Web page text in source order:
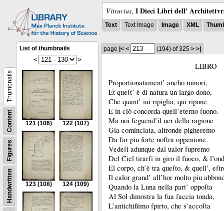
Vitruvius, I Dieci Libri dell'
Text Text Image Image XML
Handwritten
Figures
Content
Thumbnails
List of thumbnails
<
>
121 (106) 122 (107)
123 (108) 124 (109)
page |< < (194) of 325 > >|
LIBRO
Proportionatament’ ancho minori,
Et queſt’ è di natura un largo dono,
Che quant’ iui ripiglia, qui ripone
E in ciò concorda quell’eterno ſuono.
Ma noi ſeguend’il uer della ragione
Gia cominciata, altronde pigheremo
Da far piu forte noſtra oppenione.
Vedeſi adunque dal ualor ſupremo
Del Ciel tirarſi in giro il fuoco, &
El corpo, ch’è tra queſto, & quell’,
Il calor grand’ all’hor molto piu
Quando la Luna nella part’ oppoſta
Al Sol dimostra la ſua ſaccia tonda,
L’antichißimo ſpirto, che s’accoſta